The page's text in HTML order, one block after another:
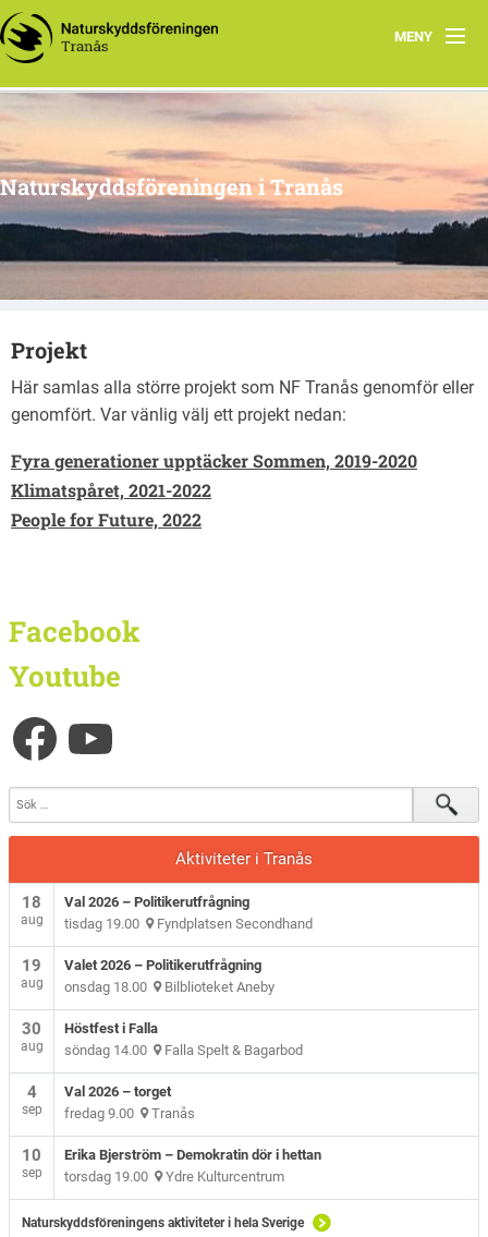
MENY
Hem
Arkiv
Naturskyddsföreningen i Tranås
Projekt
Här samlas alla större projekt som NF Tranås genomför eller
genomfört. Var vänlig välj ett projekt nedan:
Fyra generationer upptäcker Sommen, 2019-2020
Klimatspåret, 2021-2022
People for Future, 2022
Facebook
Youtube
Aktiviteter i Tranås
18
aug
Val 2026 – Politikerutfrågning
tisdag 19.00 Fyndplatsen Secondhand
19
aug
Valet 2026 – Politikerutfrågning
onsdag 18.00 Bilblioteket Aneby
30
aug
Höstfest i Falla
söndag 14.00 Falla Spelt & Bagarbod
4
sep
Val 2026 – torget
fredag 9.00 Tranås
10
sep
Erika Bjerström – Demokratin dör i hettan
torsdag 19.00 Ydre Kulturcentrum
Naturskyddsföreningens aktiviteter i hela Sverige